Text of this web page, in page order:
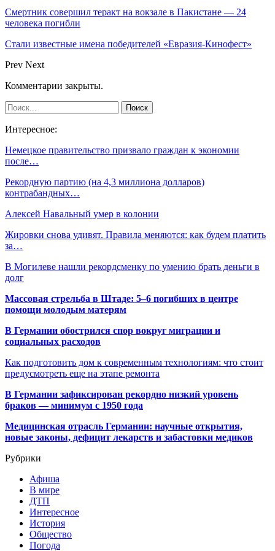
Смертник совершил теракт на вокзале в Пакистане — 24
человека погибли
Стали известные имена победителей «Евразия-Кинофест»
Prev Next
Комментарии закрыты.
Интересное:
Немецкое правительство призвало граждан к экономии
после…
Рекордную партию (на 4,3 миллиона долларов)
контрабандных…
Алексей Навальный умер в колонии
Жировки снова удивят. Правила меняются: как будем платить
за…
В Могилеве нашли рекордсменку по умению брать деньги в
долг
Массовая стрельба в Штаде: 5–6 погибших в центре
помощи молодым матерям
В Германии обострился спор вокруг миграции и
социальных расходов
Как подготовить дом к современным технологиям: что стоит
предусмотреть еще на этапе ремонта
В Германии зафиксирован рекордно низкий уровень
браков — минимум с 1950 года
Медицинская отрасль Германии: научные открытия,
новые законы, дефицит лекарств и забастовки медиков
Рубрики
Афиша
В мире
ДТП
Интересное
История
Общество
Погода